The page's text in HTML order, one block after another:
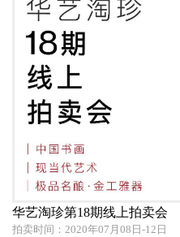
华艺淘珍第18期线上拍卖会
拍卖时间：2020年07月08日-12日